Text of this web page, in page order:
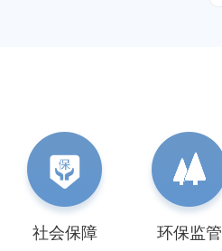

社会保障

环保监管